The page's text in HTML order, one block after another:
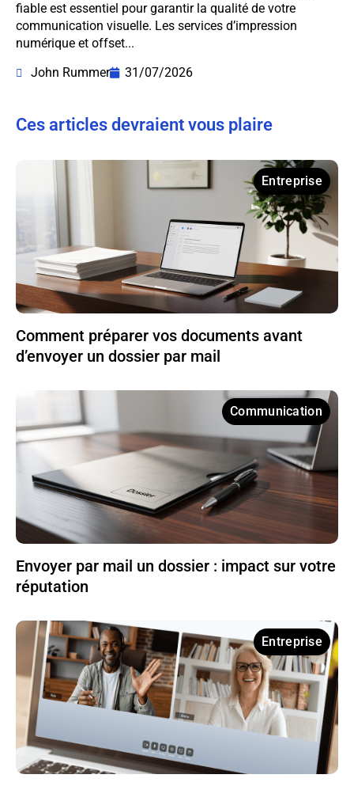
fiable est essentiel pour garantir la qualité de votre
communication visuelle. Les services d’impression
numérique et offset...
John Rummer
31/07/2026
Ces articles devraient vous plaire
Entreprise
Comment préparer vos documents avant
d’envoyer un dossier par mail
Communication
Envoyer par mail un dossier : impact sur votre
réputation
Entreprise